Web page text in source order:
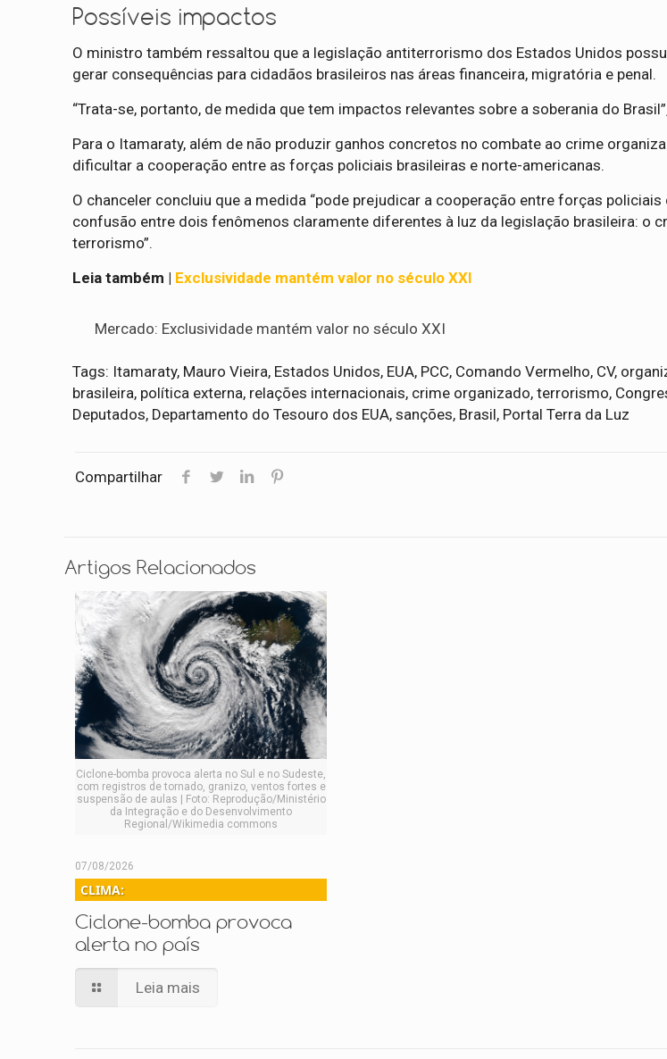
Possíveis impactos
O ministro também ressaltou que a legislação antiterrorismo dos Estados Unidos
gerar consequências para cidadãos brasileiros nas áreas financeira, migratória e penal.
“Trata-se, portanto, de medida que tem impactos relevantes sobre a soberania do
Para o Itamaraty, além de não produzir ganhos concretos no combate ao crime
dificultar a cooperação entre as forças policiais brasileiras e norte-americanas.
O chanceler concluiu que a medida “pode prejudicar a cooperação entre forças
confusão entre dois fenômenos claramente diferentes à luz da legislação brasileira: o
terrorismo”.
Leia também | Exclusividade mantém valor no século XXI
Mercado: Exclusividade mantém valor no século XXI
Tags: Itamaraty, Mauro Vieira, Estados Unidos, EUA, PCC, Comando Vermelho, CV,
brasileira, política externa, relações internacionais, crime organizado, terrorismo,
Deputados, Departamento do Tesouro dos EUA, sanções, Brasil, Portal Terra da Luz
Compartilhar
Artigos Relacionados
Ciclone-bomba provoca alerta no Sul e no Sudeste,
com registros de tornado, granizo, ventos fortes e
suspensão de aulas | Foto: Reprodução/Ministério
da Integração e do Desenvolvimento
Regional/Wikimedia commons
07/08/2026
CLIMA:
Ciclone-bomba provoca
alerta no país
Leia mais